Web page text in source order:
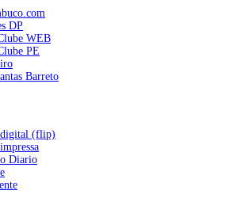
DP
WEB
PE
Barreto
digital (flip)
Diario